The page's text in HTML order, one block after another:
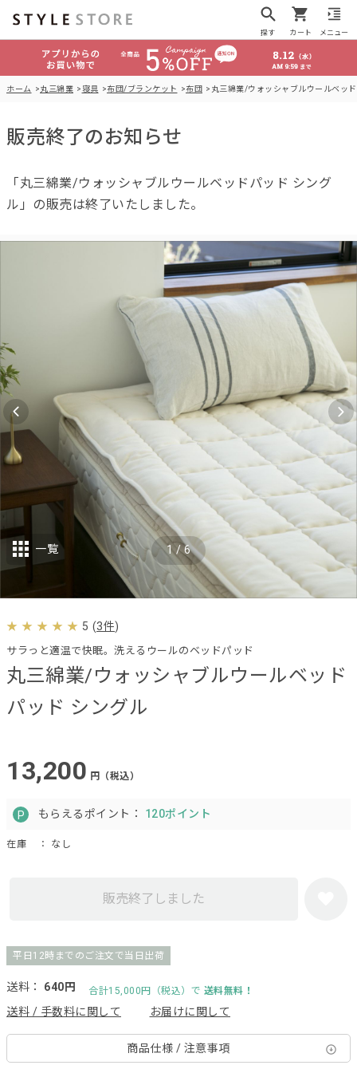
探す カート メニュー
ホーム 丸三綿業 寝具 布団/ブランケット 布団 丸三綿業/ウォッシャブルウールベッ
販売終了のお知らせ
「丸三綿業/ウォッシャブルウールベッドパッド シング
ル」の販売は終了いたしました。
丸三綿業/ウォッシャブルウールベッド
パッド シングル
サラっと適温で快眠。洗えるウールのベッドパッド
5 (3件)
13,200 円（税込）
もらえるポイント： 120ポイント
在庫 ： なし
販売終了しました
平日12時までのご注文で当日出荷
送料： 640円 合計15,000円（税込）で 送料無料！
送料 / 手数料に関して お届けに関して
商品仕様 / 注意事項
1 /6
一覧